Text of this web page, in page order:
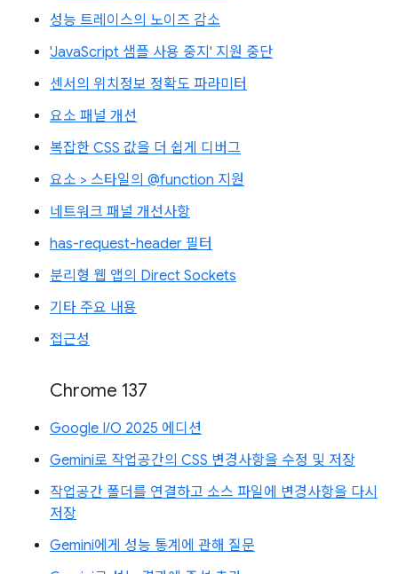
성능 트레이스의 노이즈 감소
'JavaScript 샘플 사용 중지' 지원 중단
센서의 위치정보 정확도 파라미터
요소 패널 개선
복잡한 CSS 값을 더 쉽게 디버그
요소 > 스타일의 @function 지원
네트워크 패널 개선사항
has-request-header 필터
분리형 웹 앱의 Direct Sockets
기타 주요 내용
접근성
Chrome 137
Google I/O 2025 에디션
Gemini로 작업공간의 CSS 변경사항을 수정 및 저장
작업공간 폴더를 연결하고 소스 파일에 변경사항을 다시
저장
Gemini에게 성능 통계에 관해 질문